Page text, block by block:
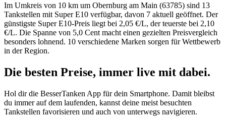
Im Umkreis von 10 km um Obernburg am Main (63785) sind 13
Tankstellen mit Super E10 verfügbar, davon 7 aktuell geöffnet. Der
günstigste Super E10-Preis liegt bei 2,05 €/L, der teuerste bei 2,10
€/L. Die Spanne von 5,0 Cent macht einen gezielten Preisvergleich
besonders lohnend. 10 verschiedene Marken sorgen für Wettbewerb
in der Region.
Die besten Preise, immer live mit dabei.
Hol dir die BesserTanken App für dein Smartphone. Damit bleibst
du immer auf dem laufenden, kannst deine meist besuchten
Tankstellen favorisieren und auch von unterwegs navigieren.